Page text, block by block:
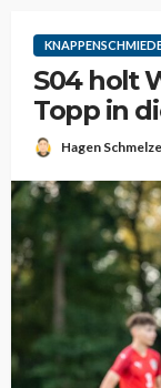
S04 holt
Topp in
Hagen